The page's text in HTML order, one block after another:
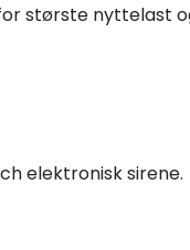
største nyttelast
elektronisk sirene.